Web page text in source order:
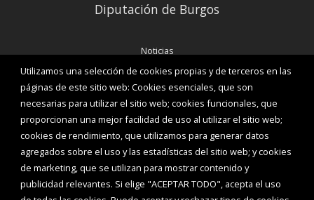
Utilizamos una selección de cookies propias y de terceros en las
páginas de este sitio web: Cookies esenciales, que son
necesarias para utilizar el sitio web; cookies funcionales, que
proporcionan una mejor facilidad de uso al utilizar el sitio web;
cookies de rendimiento, que utilizamos para generar datos
agregados sobre el uso y las estadísticas del sitio web; y cookies
de marketing, que se utilizan para mostrar contenido y
publicidad relevantes. Si elige "ACEPTAR TODO", acepta el uso
Diputación de Burgos
Noticias
Eventos
Corporación Municipal
Teléfonos de interés
INICIAR SESIÓN
MAPA WEB